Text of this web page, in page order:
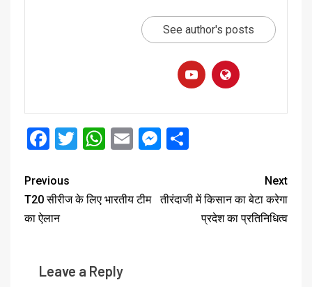
See author's posts
Facebook
Twitter
WhatsApp
EmailMessenger
Previous
T20 सीरीज के लिए भारतीय टीम
का ऐलान
Next
तीरंदाजी में किसान का बेटा करेगा
प्रदेश का प्रतिनिधित्व
Leave a Reply